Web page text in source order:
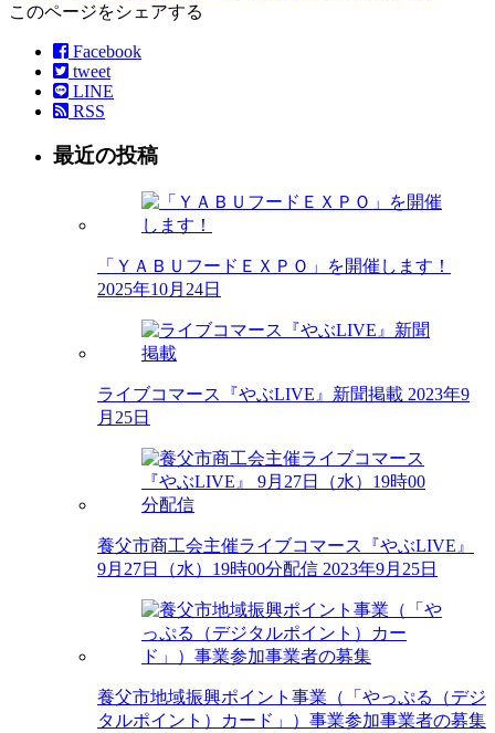
このページをシェアする
Facebook
tweet
LINE
RSS
最近の投稿
「ＹＡＢＵフードＥＸＰＯ」を開催します！
2025年10月24日
ライブコマース『やぶLIVE』新聞掲載 2023年9
月25日
養父市商工会主催ライブコマース『やぶLIVE』
9月27日（水）19時00分配信 2023年9月25日
養父市地域振興ポイント事業（「やっぷる（デジ
タルポイント）カード」）事業参加事業者の募集